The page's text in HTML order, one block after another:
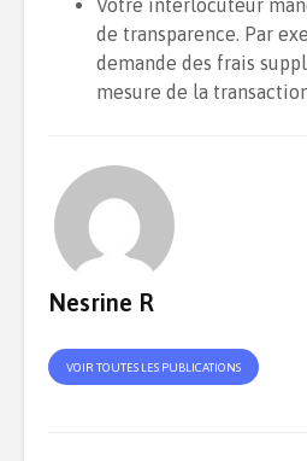
Votre interlocuteur
de transparence. Par
demande des frais
mesure de la
Nesrine R
VOIR TOUTES LES PUBLICATIONS